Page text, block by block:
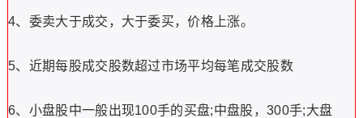
4、委卖大于成交，大于委买，价格上涨。
5、近期每股成交股数超过市场平均每笔成交股数
6、小盘股中一般出现100手的买盘;中盘股，300手;大盘